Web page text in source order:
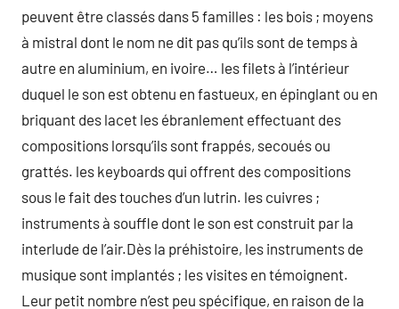
peuvent être classés dans 5 familles : les bois ; moyens
à mistral dont le nom ne dit pas qu’ils sont de temps à
autre en aluminium, en ivoire… les filets à l’intérieur
duquel le son est obtenu en fastueux, en épinglant ou en
briquant des lacet les ébranlement effectuant des
compositions lorsqu’ils sont frappés, secoués ou
grattés. les keyboards qui offrent des compositions
sous le fait des touches d’un lutrin. les cuivres ;
instruments à souffle dont le son est construit par la
interlude de l’air.Dès la préhistoire, les instruments de
musique sont implantés ; les visites en témoignent.
Leur petit nombre n’est peu spécifique, en raison de la